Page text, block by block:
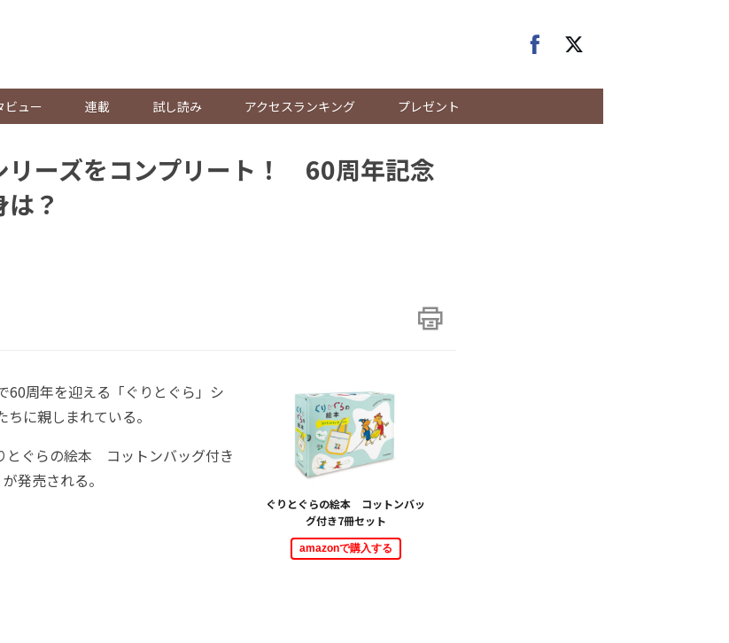
ビュー 連載 試し読み アクセスランキング プレゼント
リーズをコンプリート！ 60周年記念
？
ぐりとぐらの絵本 コットンバッ
グ付き7冊セット
amazonで購入する
60周年を迎える「ぐりとぐら」シ
に親しまれている。
とぐらの絵本 コットンバッグ付き
発売される。